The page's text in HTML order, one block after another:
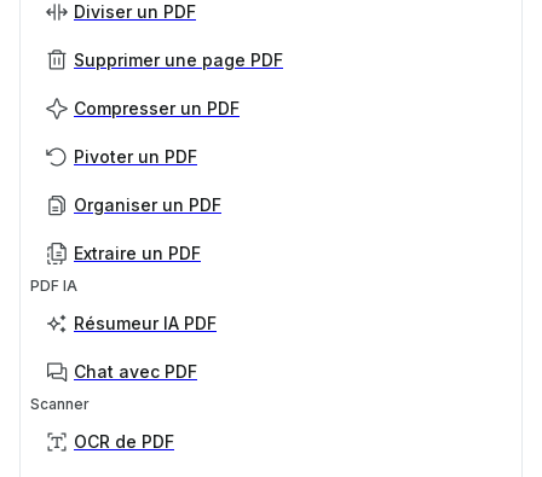
Diviser un PDF
Supprimer une page PDF
Compresser un PDF
Pivoter un PDF
Organiser un PDF
Extraire un PDF
PDF IA
Résumeur IA PDF
Chat avec PDF
Scanner
OCR de PDF